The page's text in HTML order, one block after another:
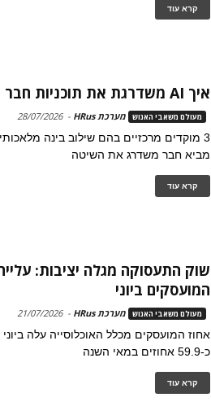
קרא עוד
איך AI משדרגת את תוכניות חבר מביא חבר
מעולם משאבי האנוש מערכת HRus -
28/07/2026
3 מוקדים מרכזיים בהם שילוב בינה
מביא חבר משדרג את השיטה
קרא עוד
שוק התעסוקה מגלה יציבות:
המועסקים ביוני
מעולם משאבי האנוש מערכת HRus -
21/07/2026
כ-59.9 אחוזים במאי השנה
קרא עוד